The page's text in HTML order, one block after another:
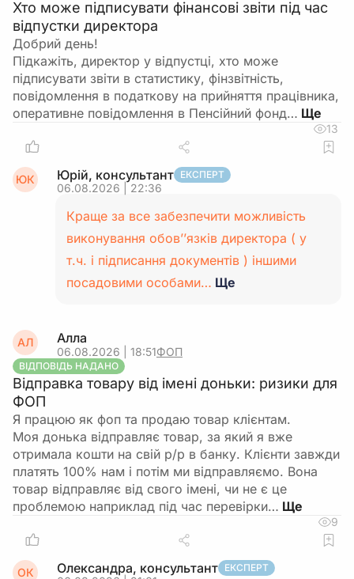
Хто може підписувати фінансові звіти під час
відпустки директора
Добрий день!
Підкажіть, директор у відпустці, хто може
підписувати звіти в статистику, фінзвітність,
повідомлення в податкову на прийняття працівника,
оперативне повідомлення в Пенсійний фонд…
13
ЮК Юрій, консультант ЕКСПЕРТ
06.08.2026 | 22:36
Краще за все забезпечити можливість
виконування обов’’язків директора ( у
т.ч. і підписання документів ) іншими
посадовими особами… Ще
АЛ Алла
06.08.2026 | 18:51ФОП
ВІДПОВІДЬ НАДАНО
Відправка товару від імені доньки: ризики для
ФОП
Я працюю як фоп та продаю товар клієнтам.
Моя донька відправляє товар, за який я вже
отримала кошти на свій р/р в банку. Клієнти завжди
платять 100% нам і потім ми відправляємо. Вона
товар відправляє від свого імені, чи не є це
проблемою наприклад під час перевірки…
9
ОК Олександра, консультант ЕКСПЕРТ